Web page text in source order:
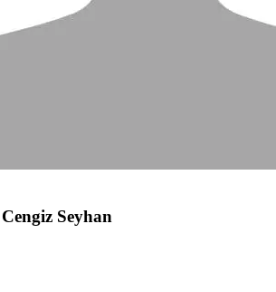
Seyhan